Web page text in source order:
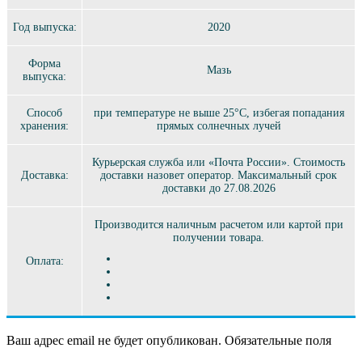
Год выпуска: 2020
Форма
выпуска:
Мазь
Способ
хранения:
при температуре не выше 25°C, избегая попадания
прямых солнечных лучей
Доставка:
Курьерская служба или «Почта России». Стоимость
доставки назовет оператор. Максимальный срок
доставки до 27.08.2026
Оплата:
Производится наличным расчетом или картой при
получении товара.
Ваш адрес email не будет опубликован. Обязательные поля